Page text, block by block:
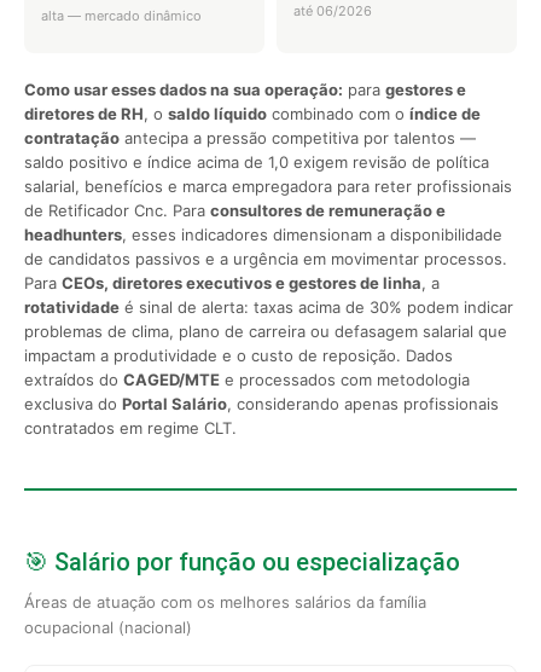
alta — mercado dinâmico até 06/2026
Como usar esses dados na sua operação: para gestores e
diretores de RH, o saldo líquido combinado com o índice de
contratação antecipa a pressão competitiva por talentos —
saldo positivo e índice acima de 1,0 exigem revisão de política
salarial, benefícios e marca empregadora para reter profissionais
de Retificador Cnc. Para consultores de remuneração e
headhunters, esses indicadores dimensionam a disponibilidade
de candidatos passivos e a urgência em movimentar processos.
Para CEOs, diretores executivos e gestores de linha, a
rotatividade é sinal de alerta: taxas acima de 30% podem indicar
problemas de clima, plano de carreira ou defasagem salarial que
impactam a produtividade e o custo de reposição. Dados
extraídos do CAGED/MTE e processados com metodologia
exclusiva do Portal Salário, considerando apenas profissionais
contratados em regime CLT.
🎯 Salário por função ou especialização
Áreas de atuação com os melhores salários da família
ocupacional (nacional)